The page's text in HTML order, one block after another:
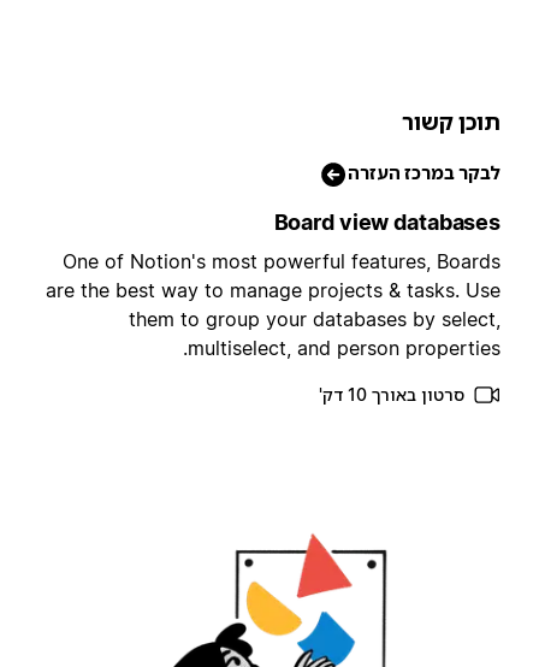
קשור
במרכז העזרה
Board view
One of Notion's most powerful features,
are the best way to manage projects & tasks.
them to group your databases by
multiselect, and person
סרטון באורך 10 דק'